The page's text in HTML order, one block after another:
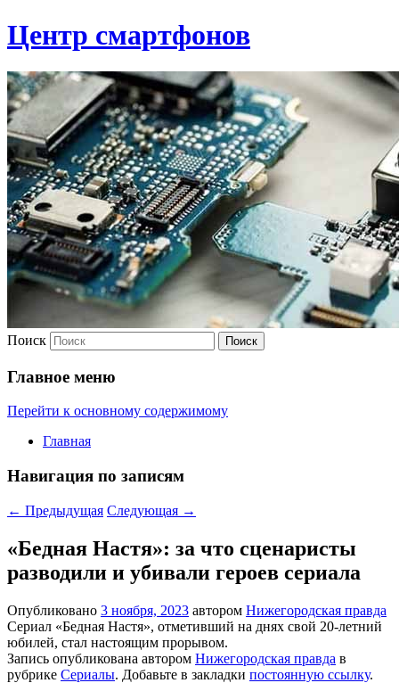
Центр смартфонов
Поиск
Главное меню
Перейти к основному содержимому
Главная
Навигация по записям
← Предыдущая Следующая →
«Бедная Настя»: за что сценаристы
разводили и убивали героев сериала
Опубликовано 3 ноября, 2023 автором Нижегородская правда
Сериал «Бедная Настя», отметивший на днях свой 20-летний
юбилей, стал настоящим прорывом.
Запись опубликована автором Нижегородская правда в
рубрике Сериалы. Добавьте в закладки постоянную ссылку.